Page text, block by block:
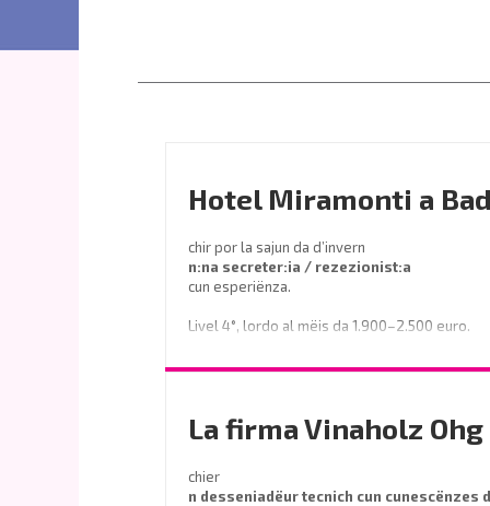
Hotel Miramonti a
chir por la sajun da d’invern
n:na secreter:ia / rezezionist:a
cun esperiënza.
Livel 4°, lordo al mëis da 1.900–2.500 euro.
Prëibel mené le curriculum a
o telefoné al0471 839661
La firma Vinaholz
chier
n desseniadëur tecnich cun cunescënzes